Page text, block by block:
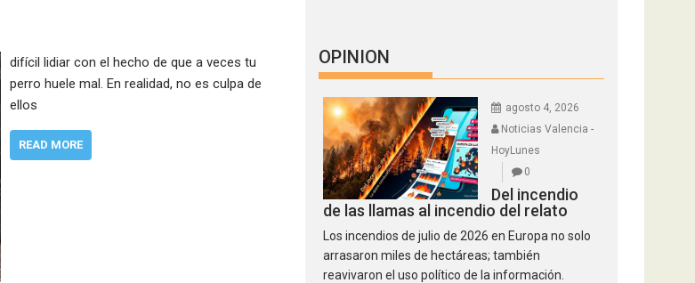
difícil lidiar con el hecho de que a veces tu
perro huele mal. En realidad, no es culpa de
ellos
READ MORE
OPINION
agosto 4, 2026
Noticias Valencia -
HoyLunes
0
Del incendio
de las llamas al incendio del relato
Los incendios de julio de 2026 en Europa no solo
arrasaron miles de hectáreas; también
reavivaron el uso político de la información.